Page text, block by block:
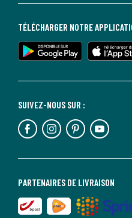
PARTENAIRES DE LIVRAISON
SUIVEZ-NOUS SUR :
TÉLÉCHARGER NOTRE